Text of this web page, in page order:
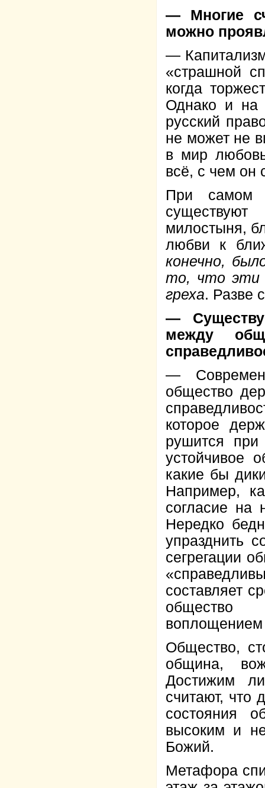
— Многие
можно
—
«страшной
когда
Однако и на
русский
не может не
в мир
всё, с чем он
При самом
существуют
милостыня,
любви к
конечно,
то, что эти
греха. Разве
—
между
—
общество
которое
рушится
устойчивое
какие бы
Например,
согласие на
Нередко
упразднить
сегрегации
составляет
общество
воплощением
Общество,
община,
Достижим
считают, что
состояния
высоким и
Божий.
Метафора